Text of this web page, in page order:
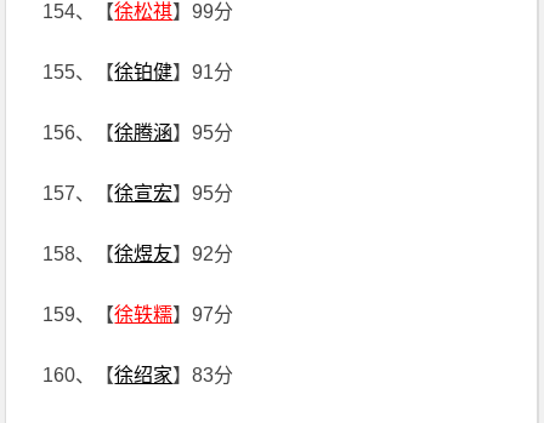
154、【徐松祺】99分
155、【徐铂健】91分
156、【徐腾涵】95分
157、【徐宣宏】95分
158、【徐煜友】92分
159、【徐轶糯】97分
160、【徐绍家】83分